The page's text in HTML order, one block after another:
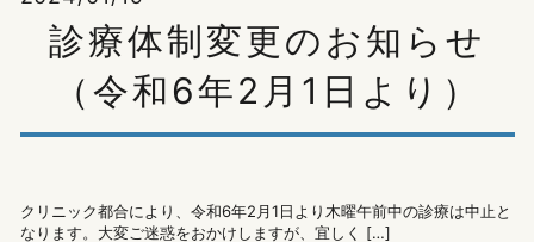
診療体制変更のお知らせ
（令和6年2月1日より）
クリニック都合により、令和6年2月1日より木曜午前中の診療は中止と
なります。大変ご迷惑をおかけしますが、宜しく […]